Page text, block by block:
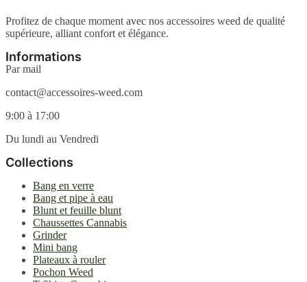
Profitez de chaque moment avec nos accessoires weed de qualité
supérieure, alliant confort et élégance.
Informations
Par mail
contact@accessoires-weed.com
9:00 à 17:00
Du lundi au Vendredi
Collections
Bang en verre
Bang et pipe à eau
Blunt et feuille blunt
Chaussettes Cannabis
Grinder
Mini bang
Plateaux à rouler
Pochon Weed